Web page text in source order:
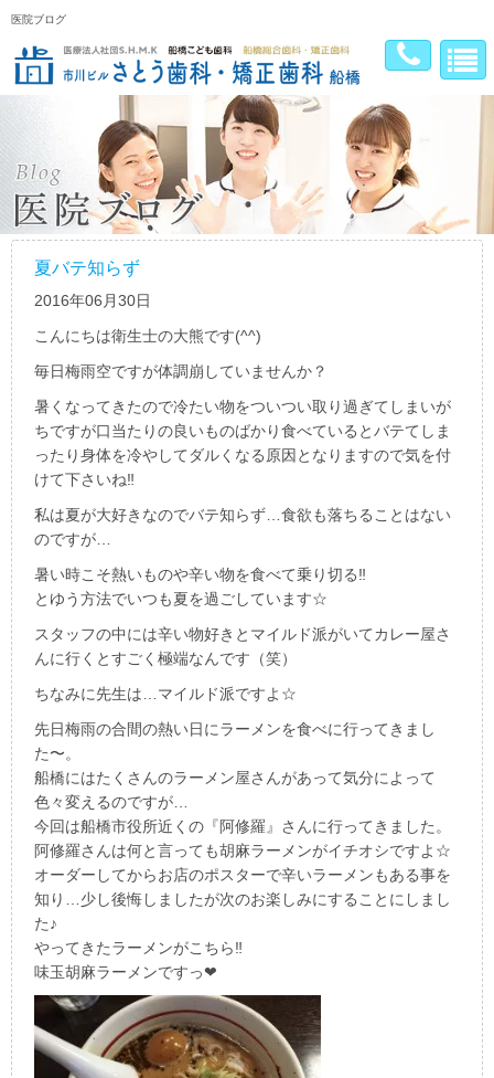
医院ブログ
夏バテ知らず
2016年06月30日
こんにちは衛生士の大熊です(^^)
毎日梅雨空ですが体調崩していませんか？
暑くなってきたので冷たい物をついつい取り過ぎてしまいが
ちですが口当たりの良いものばかり食べているとバテてしま
ったり身体を冷やしてダルくなる原因となりますので気を付
けて下さいね‼︎
私は夏が大好きなのでバテ知らず…食欲も落ちることはない
のですが…
暑い時こそ熱いものや辛い物を食べて乗り切る‼︎
とゆう方法でいつも夏を過ごしています☆
スタッフの中には辛い物好きとマイルド派がいてカレー屋さ
んに行くとすごく極端なんです（笑）
ちなみに先生は…マイルド派ですよ☆
先日梅雨の合間の熱い日にラーメンを食べに行ってきまし
た〜。
船橋にはたくさんのラーメン屋さんがあって気分によって
色々変えるのですが…
今回は船橋市役所近くの『阿修羅』さんに行ってきました。
阿修羅さんは何と言っても胡麻ラーメンがイチオシですよ☆
オーダーしてからお店のポスターで辛いラーメンもある事を
知り…少し後悔しましたが次のお楽しみにすることにしまし
た♪
やってきたラーメンがこちら‼︎
味玉胡麻ラーメンですっ❤︎